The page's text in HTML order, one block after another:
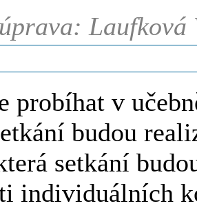
probíhat v
budou
setkání
individuálních